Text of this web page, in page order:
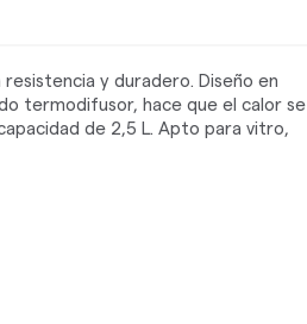
y duradero. Diseño en
termodifusor, hace que el calor se
de 2,5 L. Apto para vitro,